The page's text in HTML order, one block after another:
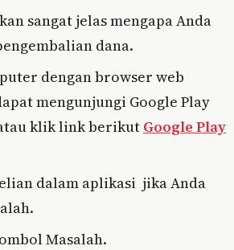
sangat jelas mengapa Anda
dana.
dengan browser web
mengunjungi Google Play
klik link berikut Google Play
dalam aplikasi jika Anda
Masalah.